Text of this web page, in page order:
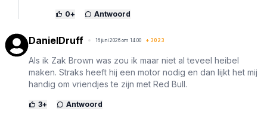
0+ Antwoord
DanielDruff 16 juni 2026 om 14:00 + 3023
Als ik Zak Brown was zou ik maar niet al teveel heibel
maken. Straks heeft hij een motor nodig en dan lijkt het mij
handig om vriendjes te zijn met Red Bull.
3+ Antwoord